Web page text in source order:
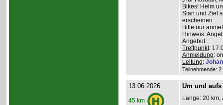
Bikes! Helm
Start und Ziel
erscheinen.
Bitte nur
Hinweis:
Angebot.
Treffpunkt:
Anmeldung:
Leitung:
Teilnehmende:
13.06.2026
45 km
Um und
Länge: 20 km,